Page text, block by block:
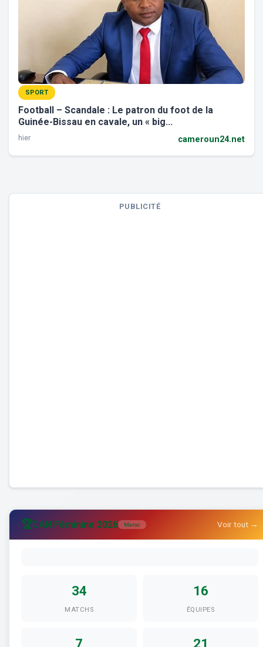
SPORT
Football – Scandale : Le patron du foot de la
Guinée-Bissau en cavale, un « big...
hier cameroun24.net
PUBLICITÉ
🏆CAN Féminine 2026 Maroc Voir tout →
34
MATCHS
16
ÉQUIPES
7 21